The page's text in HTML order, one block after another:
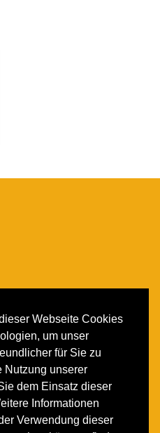
Webseite Cookies
um unser
für Sie zu
Nutzung unserer
dem Einsatz dieser
Informationen
Verwendung dieser